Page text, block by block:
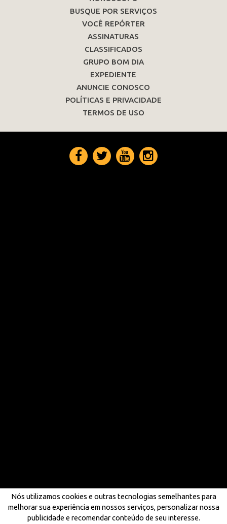
BUSQUE POR SERVIÇOS
VOCÊ REPÓRTER
ASSINATURAS
CLASSIFICADOS
GRUPO BOM DIA
EXPEDIENTE
ANUNCIE CONOSCO
POLÍTICAS E PRIVACIDADE
TERMOS DE USO
Nós utilizamos cookies e outras tecnologias semelhantes para
melhorar sua experiência em nossos serviços, personalizar nossa
publicidade e recomendar conteúdo de seu interesse.